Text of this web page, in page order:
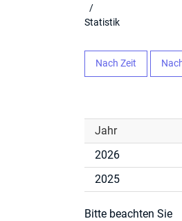
/
Statistik
Nach Zeit
Jahr
2026
2025
Bitte beachten Sie